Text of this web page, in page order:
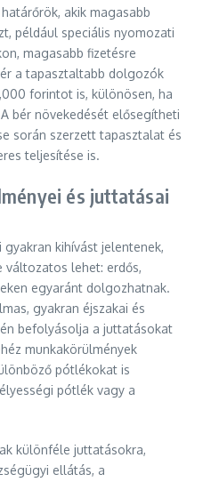
akik magasabb
például speciális nyomozati
magasabb fizetésre
a tapasztaltabb dolgozók
forintot is, különösen, ha
bér növekedését elősegítheti
során szerzett tapasztalat és
teljesítése is.
és juttatásai
kihívást jelentenek,
változatos lehet: erdős,
egyaránt dolgozhatnak.
gyakran éjszakai és
befolyásolja a juttatásokat
munkakörülmények
pótlékokat is
pótlék vagy a
különféle juttatásokra,
ellátás, a